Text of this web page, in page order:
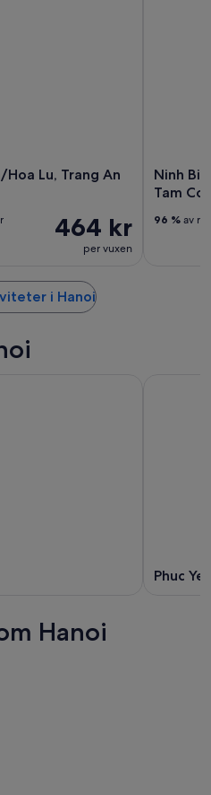
Hoa Lu, Trang An
464 kr
per vuxen
Ninh
Tam
96 % av
i Hanoi
Phuc
Hanoi